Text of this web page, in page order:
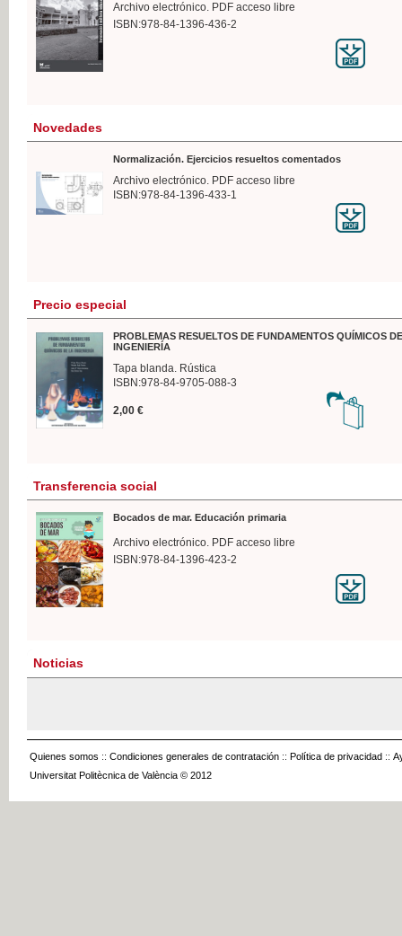
Archivo electrónico. PDF acceso libre
ISBN:978-84-1396-436-2
Novedades
Normalización. Ejercicios resueltos comentados
Archivo electrónico. PDF acceso libre
ISBN:978-84-1396-433-1
Precio especial
PROBLEMAS RESUELTOS DE FUNDAMENTOS QUÍMICOS
INGENIERÍA
Tapa blanda. Rústica
ISBN:978-84-9705-088-3
2,00 €
Transferencia social
Bocados de mar. Educación primaria
Archivo electrónico. PDF acceso libre
ISBN:978-84-1396-423-2
Noticias
Quienes somos :: Condiciones generales de contratación :: Política de privacidad ::
Universitat Politècnica de València © 2012